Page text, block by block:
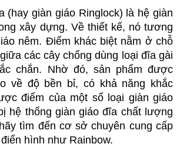
giàn giáo Ringlock) là hệ giàn
xây dựng. Về thiết kế, nó tương
nêm. Điểm khác biệt nằm ở chỗ
các cây chống dùng loại đĩa gài
chắn. Nhờ đó, sản phẩm được
về độ bền bỉ, có khả năng khắc
điểm của một số loại giàn giáo
hệ thống giàn giáo đĩa chất lượng
tìm đến cơ sở chuyên cung cấp
hình như Rainbow.